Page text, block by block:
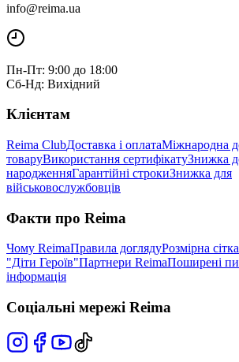
info@reima.ua
Пн-Пт: 9:00 до 18:00
Сб-Нд: Вихідний
Клієнтам
Reima ClubДоставка і оплатаМіжнародна
товаруВикористання сертифікатуЗнижка
народженняГарантійні строкиЗнижка для
військовослужбовців
Факти про Reima
Чому ReimaПравила доглядуРозмірна сітка
"Діти Героїв"Партнери ReimaПоширені
інформація
Соціальні мережі Reima